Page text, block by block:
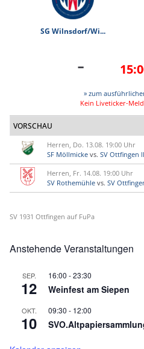
SG Wilnsdorf/Wi...
-
» zum
Kein Liveticker-
VORSCHAU
Herren, Do. 13.08. 19:00 Uhr
SF Möllmicke vs. SV Ottfingen II
Herren, Fr. 14.08. 19:00 Uhr
SV Rothemühle vs. SV
SV 1931 Ottfingen auf FuPa
Anstehende Veranstaltungen
SEP.
12
16:00 -23:30
Weinfest am Siepen
OKT.
10
09:30 - 12:00